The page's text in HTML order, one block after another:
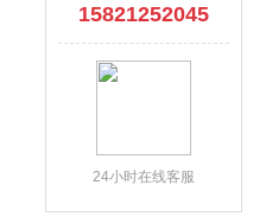
15821252045
24小时在线客服